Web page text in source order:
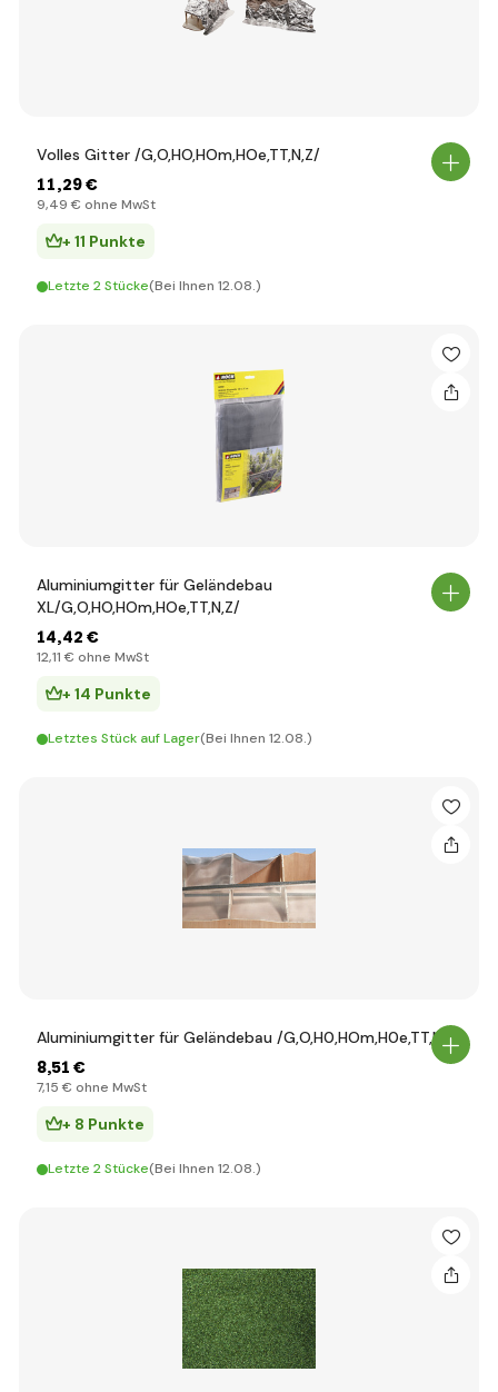
Volles Gitter /G,O,HO,HOm,HOe,TT,N,Z/
11,29 €
9,49 € ohne MwSt
+ 11 Punkte
Letzte 2 Stücke(Bei Ihnen 12.08.)
Aluminiumgitter für Geländebau
XL/G,O,HO,HOm,HOe,TT,N,Z/
14,42 €
12,11 € ohne MwSt
+ 14 Punkte
Letztes Stück auf Lager(Bei Ihnen 12.08.)
Aluminiumgitter für Geländebau /G,O,H0,HOm,H0e,TT,N,Z/
8,51 €
7,15 € ohne MwSt
+ 8 Punkte
Letzte 2 Stücke(Bei Ihnen 12.08.)